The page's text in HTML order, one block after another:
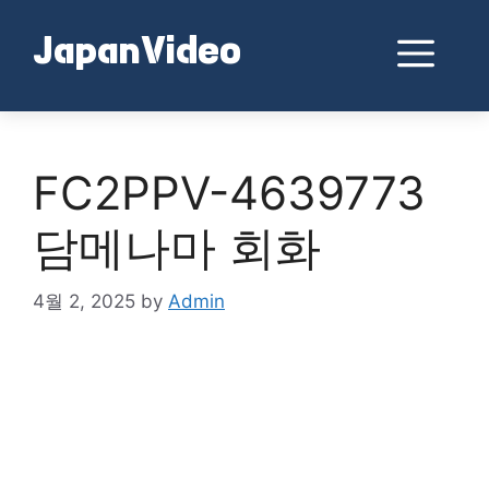
contentJapanVideo
FC2PPV-4639773
담메나마 회화
4월 2, 2025 by Admin